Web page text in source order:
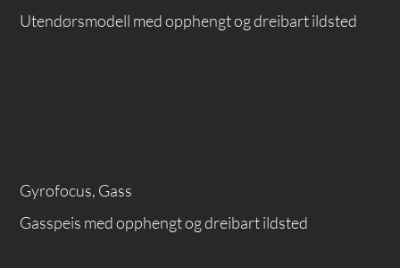
Utendørsmodell med opphengt og dreibart ildsted
Gyrofocus, Gass
Gasspeis med opphengt og dreibart ildsted